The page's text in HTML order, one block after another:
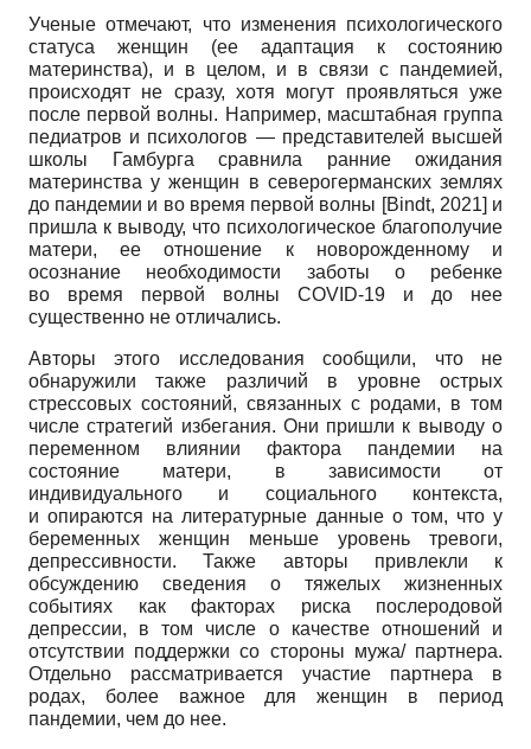
Ученые отмечают, что изменения психологического
статуса женщин (ее адаптация к состоянию
материнства), и в целом, и в связи с пандемией,
происходят не сразу, хотя могут проявляться уже
после первой волны. Например, масштабная группа
педиатров и психологов — представителей высшей
школы Гамбурга сравнила ранние ожидания
материнства у женщин в северогерманских землях
до пандемии и во время первой волны [Bindt, 2021] и
пришла к выводу, что психологическое благополучие
матери, ее отношение к новорожденному и
осознание необходимости заботы о ребенке
во время первой волны COVID-19 и до нее
существенно не отличались.
Авторы этого исследования сообщили, что не
обнаружили также различий в уровне острых
стрессовых состояний, связанных с родами, в том
числе стратегий избегания. Они пришли к выводу о
переменном влиянии фактора пандемии на
состояние матери, в зависимости от
индивидуального и социального контекста,
и опираются на литературные данные о том, что у
беременных женщин меньше уровень тревоги,
депрессивности. Также авторы привлекли к
обсуждению сведения о тяжелых жизненных
событиях как факторах риска послеродовой
депрессии, в том числе о качестве отношений и
отсутствии поддержки со стороны мужа/ партнера.
Отдельно рассматривается участие партнера в
родах, более важное для женщин в период
пандемии, чем до нее.